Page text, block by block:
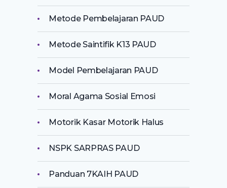
Metode Pembelajaran PAUD
Metode Saintifik K13 PAUD
Model Pembelajaran PAUD
Moral Agama Sosial Emosi
Motorik Kasar Motorik Halus
NSPK SARPRAS PAUD
Panduan 7KAIH PAUD